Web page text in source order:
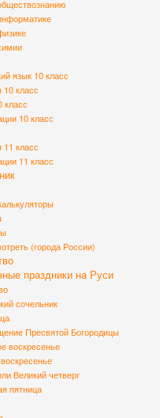
язык 10 класс
10 класс
класс
10 класс
11 класс
11 класс
(города России)
праздники на Руси
сочельник
Пресвятой Богородицы
воскресенье
Великий четверг
пятница